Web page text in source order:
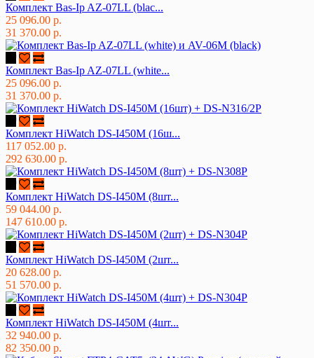
Комплект Bas-Ip AZ-07LL (blac...
25 096.00 р.
31 370.00 р.
Комплект Bas-Ip AZ-07LL (white...
25 096.00 р.
31 370.00 р.
Комплект HiWatch DS-I450M (16ш...
117 052.00 р.
292 630.00 р.
Комплект HiWatch DS-I450M (8шт...
59 044.00 р.
147 610.00 р.
Комплект HiWatch DS-I450M (2шт...
20 628.00 р.
51 570.00 р.
Комплект HiWatch DS-I450M (4шт...
32 940.00 р.
82 350.00 р.